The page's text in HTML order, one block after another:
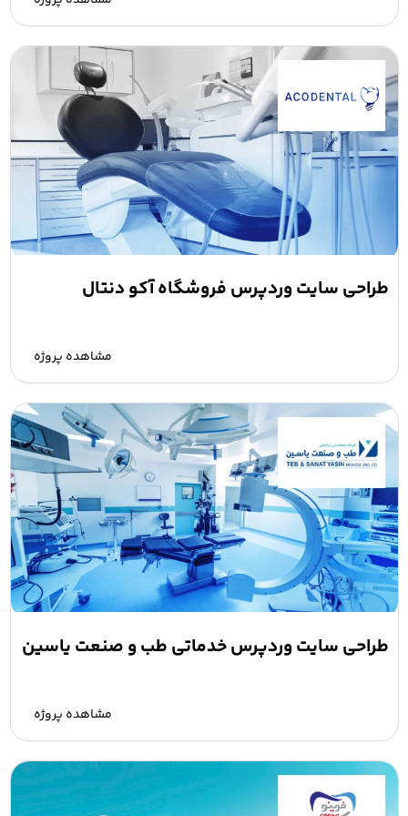
طراحی سایت وردپرس فروشگاه آکو دنتال
مشاهده پروژه
طراحی سایت وردپرس خدماتی طب و صنعت یاسین
مشاهده پروژه